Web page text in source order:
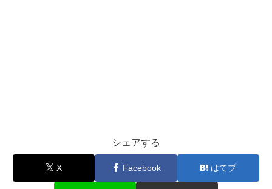
シェアする
X Facebook はてブ